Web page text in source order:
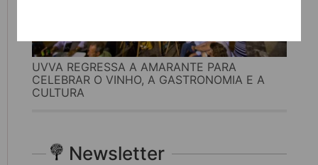
UVVA REGRESSA A AMARANTE PARA
CELEBRAR O VINHO, A GASTRONOMIA E A
CULTURA
Newsletter